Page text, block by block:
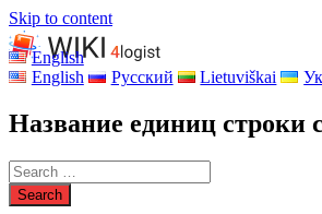
Skip to content
English
English
Русский Lietuviškai
Название единиц строки